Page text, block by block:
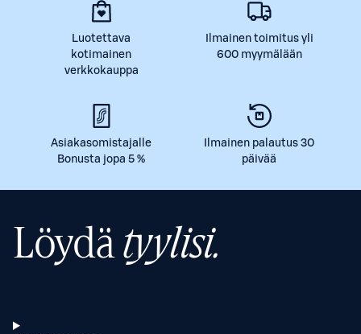
Luotettava
kotimainen
verkkokauppa
Ilmainen toimitus yli
600 myymälään
Asiakasomistajalle
Bonusta jopa 5 %
Ilmainen palautus 30
päivää
Löydätyylisi.